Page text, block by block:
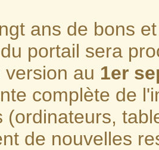
ans de bons
portail sera
version au 1er
complète de
(ordinateurs,
de nouvelles